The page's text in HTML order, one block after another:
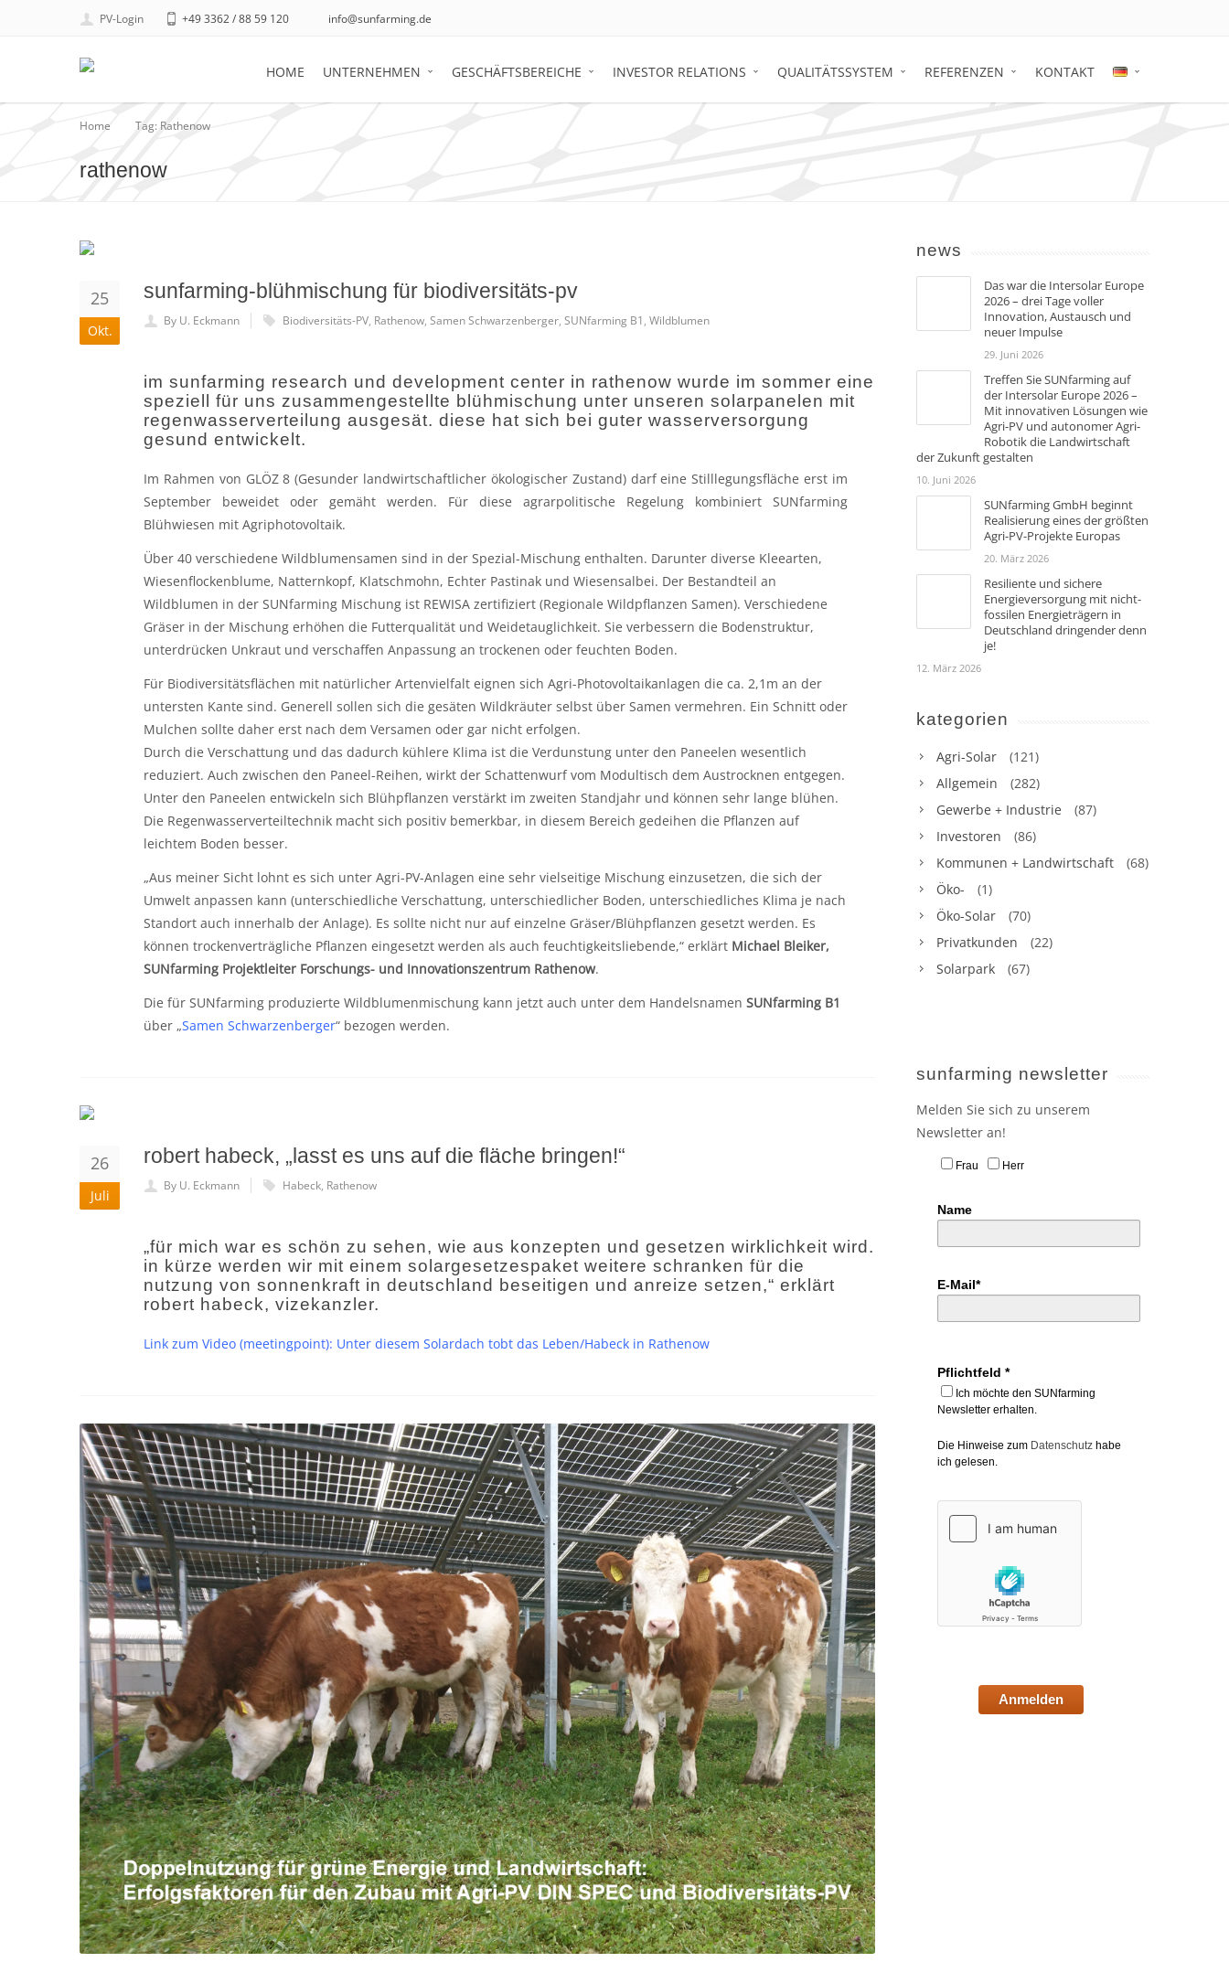
info@sunfarming.de
+49 3362 / 88 59 120
PV-Login
HOME UNTERNEHMEN GESCHÄFTSBEREICHE INVESTOR RELATIONS QUALITÄTSSYSTEM REFERENZEN KONTAKT
Home Tag: Rathenow
rathenow
25
Okt.
sunfarming-blühmischung für biodiversitäts-pv
By U. Eckmann Biodiversitäts-PV, Rathenow, Samen Schwarzenberger, SUNfarming B1, Wildblumen
im sunfarming research und development center in rathenow wurde im sommer eine
speziell für uns zusammengestellte blühmischung unter unseren solarpanelen mit
regenwasserverteilung ausgesät. diese hat sich bei guter wasserversorgung
gesund entwickelt.
Im Rahmen von GLÖZ 8 (Gesunder landwirtschaftlicher ökologischer Zustand) darf eine Stilllegungsfläche erst im
September beweidet oder gemäht werden. Für diese agrarpolitische Regelung kombiniert SUNfarming
Blühwiesen mit Agriphotovoltaik.
Über 40 verschiedene Wildblumensamen sind in der Spezial-Mischung enthalten. Darunter diverse Kleearten,
Wiesenflockenblume, Natternkopf, Klatschmohn, Echter Pastinak und Wiesensalbei. Der Bestandteil an
Wildblumen in der SUNfarming Mischung ist REWISA zertifiziert (Regionale Wildpflanzen Samen). Verschiedene
Gräser in der Mischung erhöhen die Futterqualität und Weidetauglichkeit. Sie verbessern die Bodenstruktur,
unterdrücken Unkraut und verschaffen Anpassung an trockenen oder feuchten Boden.
Für Biodiversitätsflächen mit natürlicher Artenvielfalt eignen sich Agri-Photovoltaikanlagen die ca. 2,1m an der
untersten Kante sind. Generell sollen sich die gesäten Wildkräuter selbst über Samen vermehren. Ein Schnitt oder
Mulchen sollte daher erst nach dem Versamen oder gar nicht erfolgen.
Durch die Verschattung und das dadurch kühlere Klima ist die Verdunstung unter den Paneelen wesentlich
reduziert. Auch zwischen den Paneel-Reihen, wirkt der Schattenwurf vom Modultisch dem Austrocknen entgegen.
Unter den Paneelen entwickeln sich Blühpflanzen verstärkt im zweiten Standjahr und können sehr lange blühen.
Die Regenwasserverteiltechnik macht sich positiv bemerkbar, in diesem Bereich gedeihen die Pflanzen auf
leichtem Boden besser.
„Aus meiner Sicht lohnt es sich unter Agri-PV-Anlagen eine sehr vielseitige Mischung einzusetzen, die sich der
Umwelt anpassen kann (unterschiedliche Verschattung, unterschiedlicher Boden, unterschiedliches Klima je nach
Standort auch innerhalb der Anlage). Es sollte nicht nur auf einzelne Gräser/Blühpflanzen gesetzt werden. Es
können trockenverträgliche Pflanzen eingesetzt werden als auch feuchtigkeitsliebende,“ erklärt Michael Bleiker,
SUNfarming Projektleiter Forschungs- und Innovationszentrum Rathenow.
Die für SUNfarming produzierte Wildblumenmischung kann jetzt auch unter dem Handelsnamen SUNfarming B1
über „Samen Schwarzenberger“ bezogen werden.
26
Juli
robert habeck, „lasst es uns auf die fläche bringen!“
By U. Eckmann Habeck, Rathenow
„für mich war es schön zu sehen, wie aus konzepten und gesetzen wirklichkeit wird.
in kürze werden wir mit einem solargesetzespaket weitere schranken für die
nutzung von sonnenkraft in deutschland beseitigen und anreize setzen,“ erklärt
robert habeck, vizekanzler.
Link zum Video (meetingpoint): Unter diesem Solardach tobt das Leben/Habeck in Rathenow
news
Das war die Intersolar Europe
2026 – drei Tage voller
Innovation, Austausch und
neuer Impulse
29. Juni 2026
Treffen Sie SUNfarming auf
der Intersolar Europe 2026 –
Mit innovativen Lösungen wie
Agri-PV und autonomer Agri-
Robotik die Landwirtschaft
der Zukunft gestalten
10. Juni 2026
SUNfarming GmbH beginnt
Realisierung eines der größten
Agri-PV-Projekte Europas
20. März 2026
Resiliente und sichere
Energieversorgung mit nicht-
fossilen Energieträgern in
Deutschland dringender denn
je!
12. März 2026
kategorien
Agri-Solar
(121)
Allgemein
(282)
Gewerbe + Industrie
(87)
Investoren
(86)
Kommunen + Landwirtschaft
(68)
Öko-
(1)
Öko-Solar
(70)
Privatkunden
(22)
Solarpark
(67)
sunfarming newsletter
Melden Sie sich zu unserem
Newsletter an!
Frau Herr
Name
E-Mail*
Pflichtfeld *
Ich möchte den SUNfarming
Newsletter erhalten.
Die Hinweise zum Datenschutz habe
ich gelesen.
Anmelden